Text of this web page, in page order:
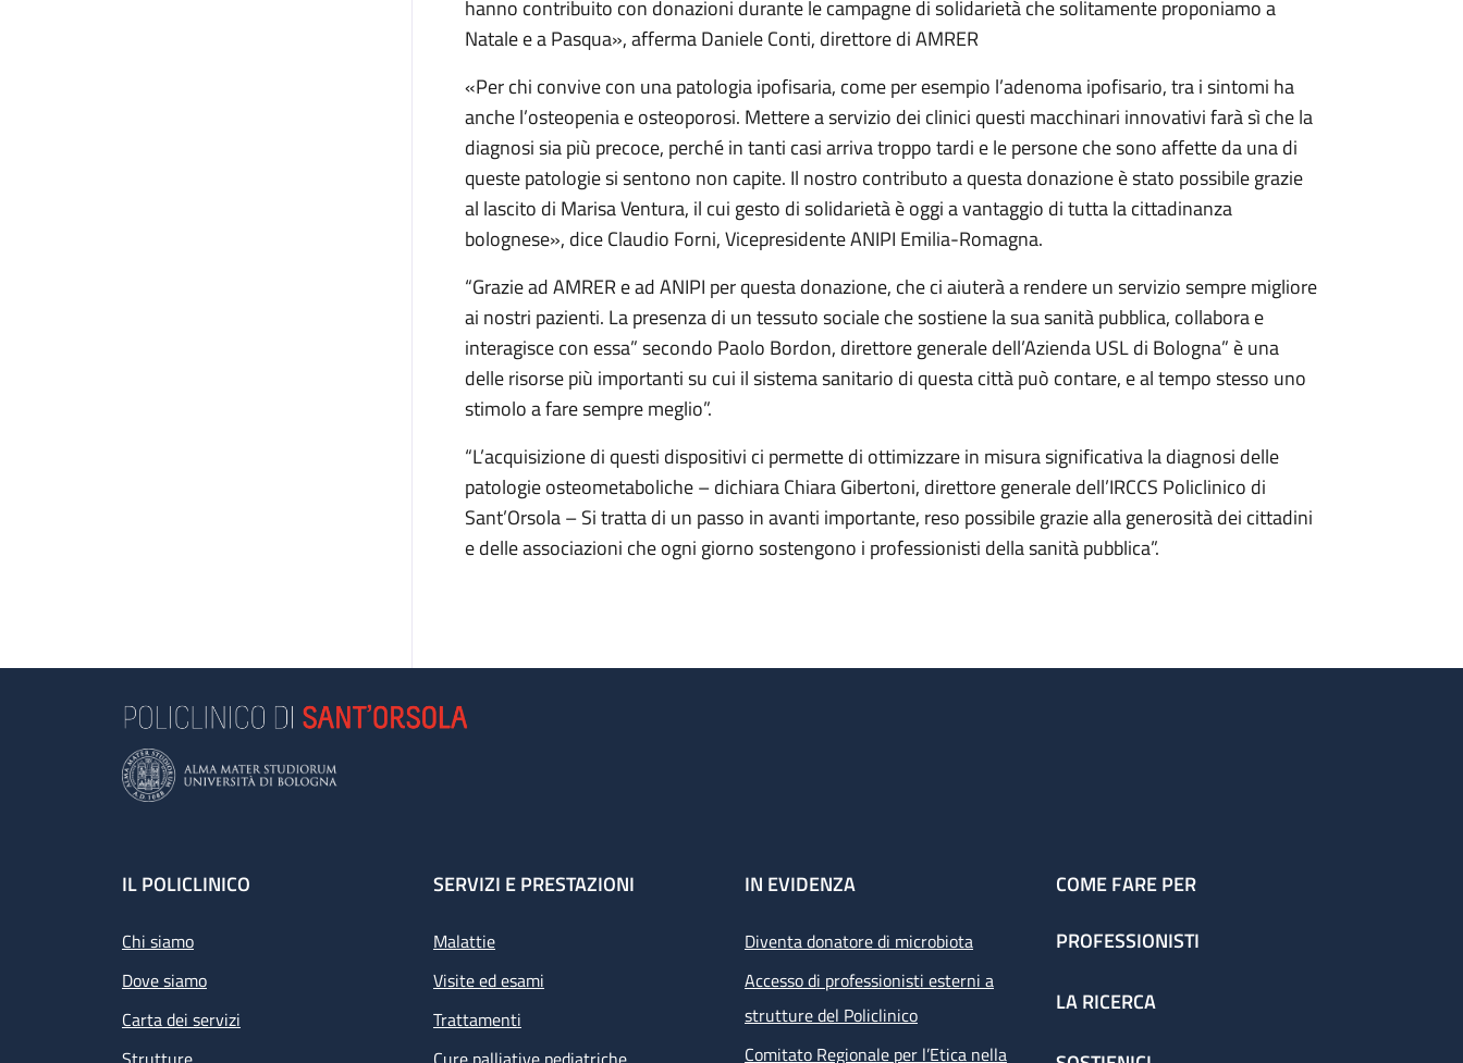
hanno contribuito con donazioni durante le campagne di solidarietà che solitamente proponiamo a
Natale e a Pasqua», afferma Daniele Conti, direttore di AMRER
«Per chi convive con una patologia ipofisaria, come per esempio l’adenoma ipofisario, tra i sintomi ha
anche l’osteopenia e osteoporosi. Mettere a servizio dei clinici questi macchinari innovativi farà sì che la
diagnosi sia più precoce, perché in tanti casi arriva troppo tardi e le persone che sono affette da una di
queste patologie si sentono non capite. Il nostro contributo a questa donazione è stato possibile grazie
al lascito di Marisa Ventura, il cui gesto di solidarietà è oggi a vantaggio di tutta la cittadinanza
bolognese», dice Claudio Forni, Vicepresidente ANIPI Emilia-Romagna.
“Grazie ad AMRER e ad ANIPI per questa donazione, che ci aiuterà a rendere un servizio sempre migliore
ai nostri pazienti. La presenza di un tessuto sociale che sostiene la sua sanità pubblica, collabora e
interagisce con essa” secondo Paolo Bordon, direttore generale dell’Azienda USL di Bologna” è una
delle risorse più importanti su cui il sistema sanitario di questa città può contare, e al tempo stesso uno
stimolo a fare sempre meglio”.
“L’acquisizione di questi dispositivi ci permette di ottimizzare in misura significativa la diagnosi delle
patologie osteometaboliche – dichiara Chiara Gibertoni, direttore generale dell’IRCCS Policlinico di
Sant’Orsola – Si tratta di un passo in avanti importante, reso possibile grazie alla generosità dei cittadini
e delle associazioni che ogni giorno sostengono i professionisti della sanità pubblica”.
Footer
IL POLICLINICO
Chi siamo
Dove siamo
Carta dei servizi
SERVIZI E PRESTAZIONI
Malattie
Visite ed esami
Trattamenti
IN EVIDENZA
Diventa donatore di microbiota
Accesso di professionisti esterni a
strutture del Policlinico
Comitato Regionale per l’Etica nella
COME FARE PER
PROFESSIONISTI
LA RICERCA